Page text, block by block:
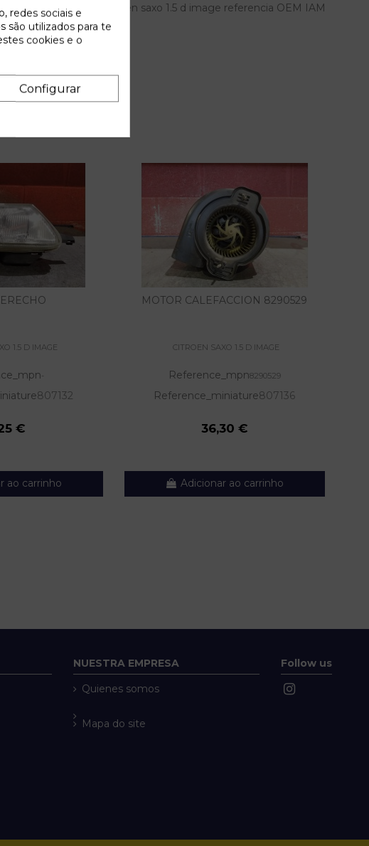
delantero para citroen saxo 1.5 d image referencia OEM IAM
1.5 D IMAGE
-
807132
€
ao carrinho
MOTOR CALEFACCION 8290529
CITROEN SAXO 1.5 D IMAGE
Reference_mpn8290529
Reference_miniature807136
36,30 €
Adicionar ao carrinho
NUESTRA EMPRESA
Quienes somos
Mapa do site
Follow us
redes sociais e
são utilizados para te
cookies e o
Configurar